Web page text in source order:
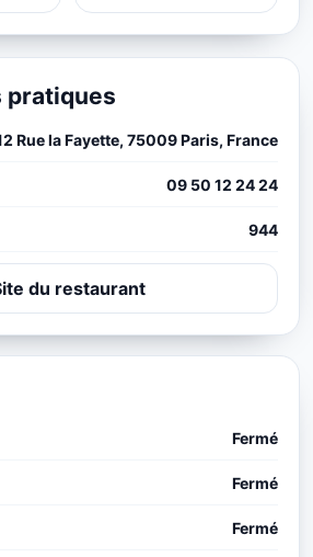
pratiques
Rue la Fayette, 75009 Paris, France
09 50 12 24 24
944
du restaurant
Fermé
Fermé
Fermé